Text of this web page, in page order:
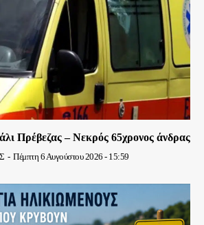
Πρέβεζας – Νεκρός 65χρονος άνδρας
- Πέμπτη 6 Αυγούστου 2026 - 15:59